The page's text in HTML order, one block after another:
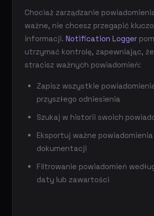
Chociaż zarządzanie
ważne, nie chcesz przegapić
informacji. Notification Logger
utrzymać kontrolę, zapewniając,
stracisz ważnych powiadomień:
Zapisz wszystkie
przyszłego odniesienia
Szukaj w historii swoich
Eksportuj ważne
dokumentacji
Filtrowanie powiadomień
daty lub zawartości